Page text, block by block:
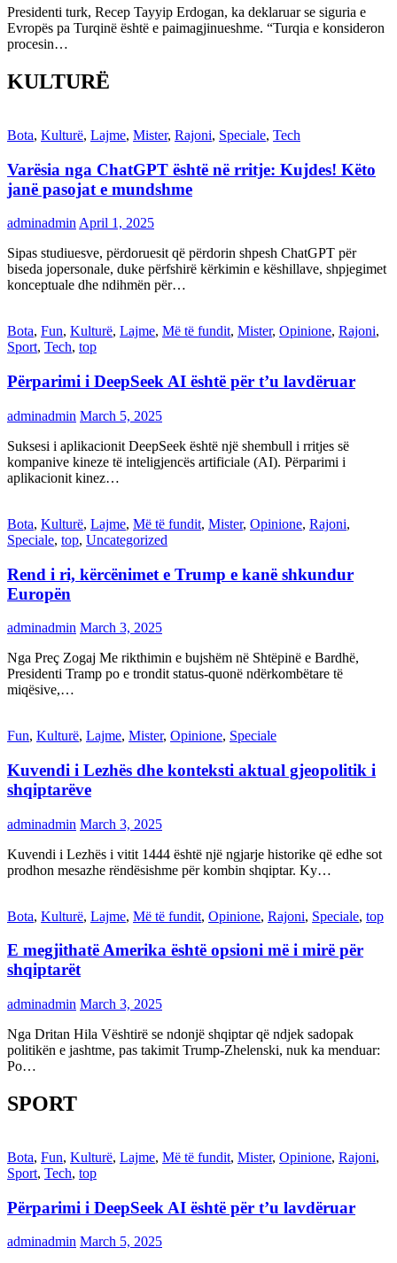
Presidenti turk, Recep Tayyip Erdogan, ka deklaruar se siguria e
Evropës pa Turqinë është e paimagjinueshme. “Turqia e konsideron
procesin…
KULTURË
Bota, Kulturë, Lajme, Mister, Rajoni, Speciale, Tech
Varësia nga ChatGPT është në rritje: Kujdes! Këto
janë pasojat e mundshme
adminadmin April 1, 2025
Sipas studiuesve, përdoruesit që përdorin shpesh ChatGPT për
biseda jopersonale, duke përfshirë kërkimin e këshillave, shpjegimet
konceptuale dhe ndihmën për…
Bota, Fun, Kulturë, Lajme, Më të fundit, Mister, Opinione, Rajoni,
Sport, Tech, top
Përparimi i DeepSeek AI është për t’u lavdëruar
adminadmin March 5, 2025
Suksesi i aplikacionit DeepSeek është një shembull i rritjes së
kompanive kineze të inteligjencës artificiale (AI). Përparimi i
aplikacionit kinez…
Bota, Kulturë, Lajme, Më të fundit, Mister, Opinione, Rajoni,
Speciale, top, Uncategorized
Rend i ri, kërcënimet e Trump e kanë shkundur
Europën
adminadmin March 3, 2025
Nga Preç Zogaj Me rikthimin e bujshëm në Shtëpinë e Bardhë,
Presidenti Tramp po e trondit status-quonë ndërkombëtare të
miqësive,…
Fun, Kulturë, Lajme, Mister, Opinione, Speciale
Kuvendi i Lezhës dhe konteksti aktual gjeopolitik i
shqiptarëve
adminadmin March 3, 2025
Kuvendi i Lezhës i vitit 1444 është një ngjarje historike që edhe sot
prodhon mesazhe rëndësishme për kombin shqiptar. Ky…
Bota, Kulturë, Lajme, Më të fundit, Opinione, Rajoni, Speciale, top
E megjithatë Amerika është opsioni më i mirë për
shqiptarët
adminadmin March 3, 2025
Nga Dritan Hila Vështirë se ndonjë shqiptar që ndjek sadopak
politikën e jashtme, pas takimit Trump-Zhelenski, nuk ka menduar:
Po…
SPORT
Bota, Fun, Kulturë, Lajme, Më të fundit, Mister, Opinione, Rajoni,
Sport, Tech, top
Përparimi i DeepSeek AI është për t’u lavdëruar
adminadmin March 5, 2025